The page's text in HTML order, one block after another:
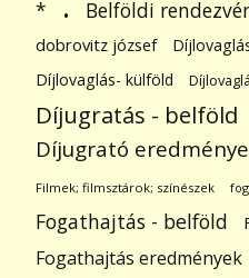
* Belföldi
dobrovitz józsef
Díjlovaglás- külföld
Díjugratás - belföld
Díjugrató
Filmek; filmsztárok; színészek
Fogathajtás - belföld
Fogathajtás eredmények